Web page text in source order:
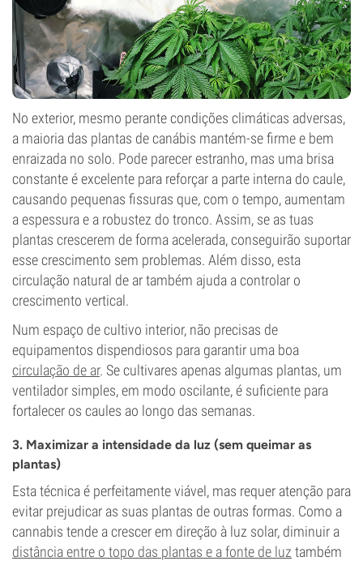
No exterior, mesmo perante condições climáticas adversas,
a maioria das plantas de canábis mantém-se firme e bem
enraizada no solo. Pode parecer estranho, mas uma brisa
constante é excelente para reforçar a parte interna do caule,
causando pequenas fissuras que, com o tempo, aumentam
a espessura e a robustez do tronco. Assim, se as tuas
plantas crescerem de forma acelerada, conseguirão suportar
esse crescimento sem problemas. Além disso, esta
circulação natural de ar também ajuda a controlar o
crescimento vertical.
Num espaço de cultivo interior, não precisas de
equipamentos dispendiosos para garantir uma boa
circulação de ar. Se cultivares apenas algumas plantas, um
ventilador simples, em modo oscilante, é suficiente para
fortalecer os caules ao longo das semanas.
3. Maximizar a intensidade da luz (sem queimar as
plantas)
Esta técnica é perfeitamente viável, mas requer atenção para
evitar prejudicar as suas plantas de outras formas. Como a
cannabis tende a crescer em direção à luz solar, diminuir a
distância entre o topo das plantas e a fonte de luz também